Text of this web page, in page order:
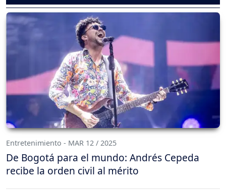
Entretenimiento - MAR 12 / 2025
De Bogotá para el mundo: Andrés Cepeda
recibe la orden civil al mérito